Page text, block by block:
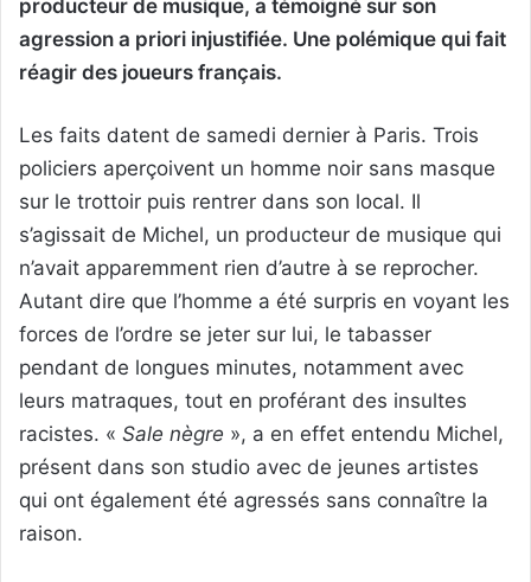
producteur de musique, a témoigné sur son
agression a priori injustifiée. Une polémique qui fait
réagir des joueurs français.
Les faits datent de samedi dernier à Paris. Trois
policiers aperçoivent un homme noir sans masque
sur le trottoir puis rentrer dans son local. Il
s’agissait de Michel, un producteur de musique qui
n’avait apparemment rien d’autre à se reprocher.
Autant dire que l’homme a été surpris en voyant les
forces de l’ordre se jeter sur lui, le tabasser
pendant de longues minutes, notamment avec
leurs matraques, tout en proférant des insultes
racistes. « Sale nègre », a en effet entendu Michel,
présent dans son studio avec de jeunes artistes
qui ont également été agressés sans connaître la
raison.